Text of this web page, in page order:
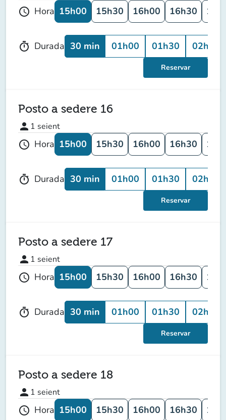
schedule Hora 15h00 15h30 16h00 16h30
timer Durada 30 min 01h00 01h30 02h00
Reservar
Posto a sedere 16
person 1 seient
schedule Hora 15h00 15h30 16h00 16h30
timer Durada 30 min 01h00 01h30 02h00
Reservar
Posto a sedere 17
person 1 seient
schedule Hora 15h00 15h30 16h00 16h30
timer Durada 30 min 01h00 01h30 02h00
Reservar
Posto a sedere 18
person 1 seient
schedule Hora 15h00 15h30 16h00 16h30